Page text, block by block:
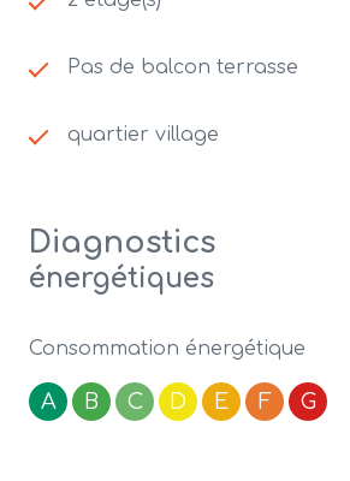
Pas de balcon terrasse
quartier village
Diagnostics
énergétiques
Consommation énergétique
A B C D E F G